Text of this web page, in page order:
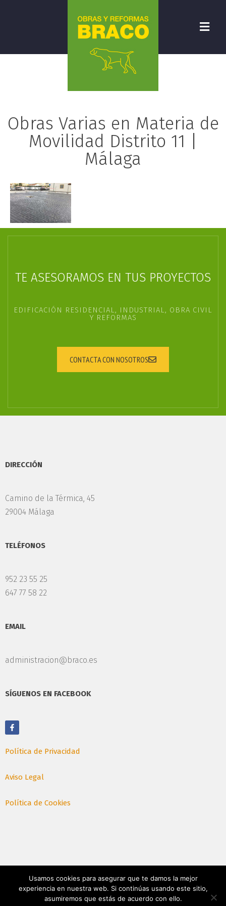
Obras Varias en Materia de
Movilidad Distrito 11 |
Málaga
TE ASESORAMOS EN TUS PROYECTOS
EDIFICACIÓN RESIDENCIAL, INDUSTRIAL, OBRA CIVIL
Y REFORMAS
CONTACTA CON NOSOTROS
DIRECCIÓN
Camino de la Térmica, 45
29004 Málaga
TELÉFONOS
952 23 55 25
647 77 58 22
EMAIL
administracion@braco.es
SÍGUENOS EN FACEBOOK
Política de Privacidad
Aviso Legal
Política de Cookies
© Julio 2026. Todos los derechos reservados, Braco SL.
Usamos cookies para asegurar que te damos la mejor
experiencia en nuestra web. Si continúas usando este sitio,
asumiremos que estás de acuerdo con ello.